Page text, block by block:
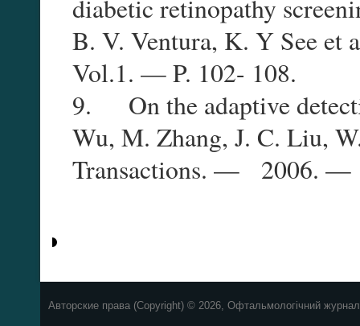
diabetic retinopathy
B. V. Ventura, K. Y See
Vol.1. — P. 102- 108.
9. On the adaptive
Wu, M. Zhang, J. C. Liu,
Transactions. — 2006. —
Авторские права (Copyright) © 2026, Офтальмологічний